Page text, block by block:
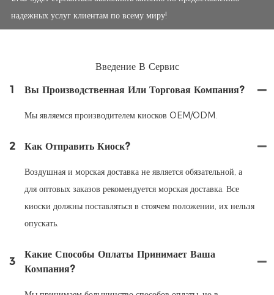
надежных услуг клиентам по всему миру!
Введение В Сервис
1
Вы Производственная Или Торговая Компания?
Мы являемся производителем киосков OEM/ODM.
2 Как Отправить Киоск?
Воздушная и морская доставка не является обязательной, а
для оптовых заказов рекомендуется морская доставка. Все
киоски должны поставляться в стоячем положении, их нельзя
опускать.
3
Какие Способы Оплаты Принимает Ваша
Компания?